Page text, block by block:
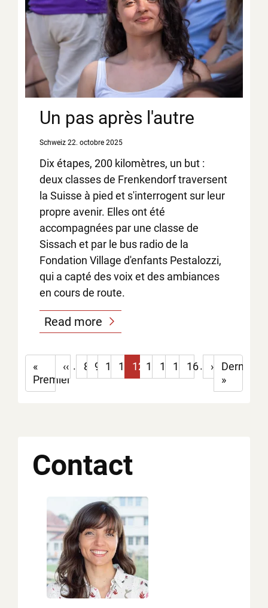
Un pas après l'autre
22. octobre 2025
Schweiz
Dix étapes, 200 kilomètres, un but :
deux classes de Frenkendorf traversent
la Suisse à pied et s'interrogent sur leur
propre avenir. Elles ont été
accompagnées par une classe de
Sissach et par le bus radio de la
Fondation Village d'enfants Pestalozzi,
qui a capté des voix et des ambiances
en cours de route.
Read more
Première
page
«
Premier
Page
précédente
‹‹ … 8 9 10 11 12 13 14 15 16…
Page
suivante
››
Dernière
page
Dernier
»
Contact